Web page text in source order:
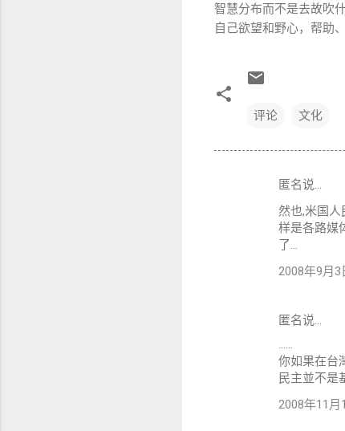
智慧分布而不是去故吹
自己欲望和野心，帮助
评论 文化
匿名说…
然也,米国
样是各路媒
了...
2008年9月3
匿名说…
......
你如果在台
民主並不
2008年11月